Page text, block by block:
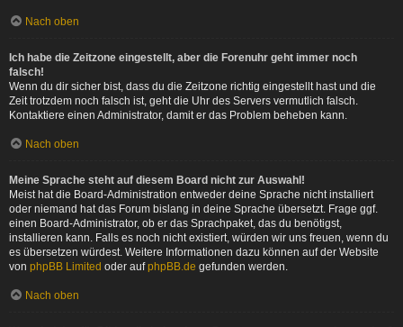
Nach oben
Ich habe die Zeitzone eingestellt, aber die Forenuhr geht immer noch
falsch!
Wenn du dir sicher bist, dass du die Zeitzone richtig eingestellt hast und die
Zeit trotzdem noch falsch ist, geht die Uhr des Servers vermutlich falsch.
Kontaktiere einen Administrator, damit er das Problem beheben kann.
Nach oben
Meine Sprache steht auf diesem Board nicht zur Auswahl!
Meist hat die Board-Administration entweder deine Sprache nicht installiert
oder niemand hat das Forum bislang in deine Sprache übersetzt. Frage ggf.
einen Board-Administrator, ob er das Sprachpaket, das du benötigst,
installieren kann. Falls es noch nicht existiert, würden wir uns freuen, wenn du
es übersetzen würdest. Weitere Informationen dazu können auf der Website
von phpBB Limited oder aufphpBB.de gefunden werden.
Nach oben